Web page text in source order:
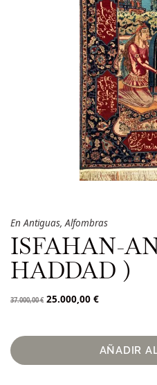
EnAntiguas,Alfombras
ISFAHAN-
HADDAD )
37.000,00€ 25.000,00 €
AÑADIR